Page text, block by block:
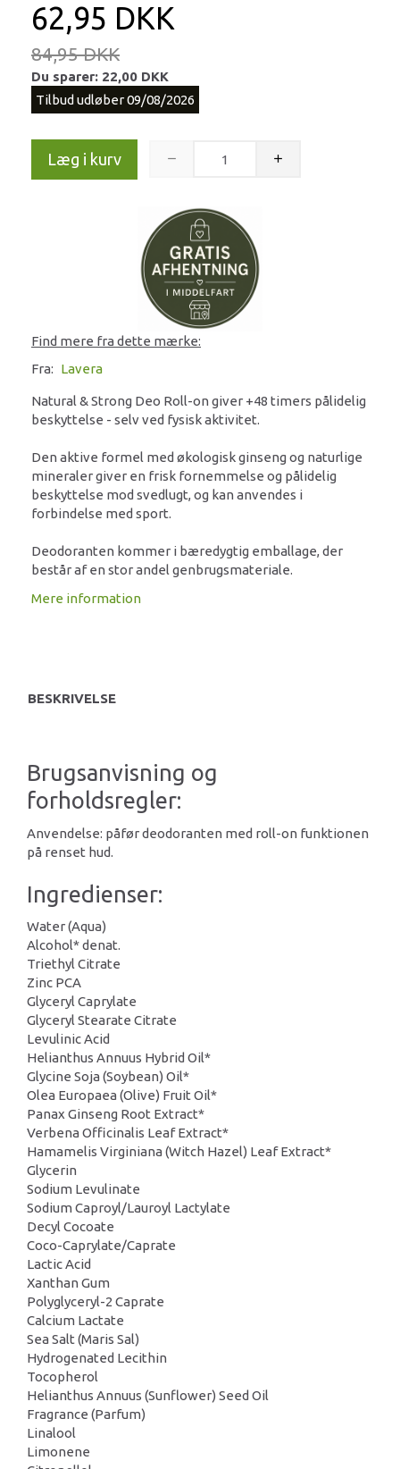
62,95 DKK
84,95 DKK
Du sparer: 22,00 DKK
Tilbud udløber 09/08/2026
Læg i kurv
Find mere fra dette mærke:
Fra: Lavera
Natural & Strong Deo Roll-on giver +48 timers pålidelig
beskyttelse - selv ved fysisk aktivitet.
Den aktive formel med økologisk ginseng og naturlige
mineraler giver en frisk fornemmelse og pålidelig
beskyttelse mod svedlugt, og kan anvendes i
forbindelse med sport.
Deodoranten kommer i bæredygtig emballage, der
består af en stor andel genbrugsmateriale.
Mere information
BESKRIVELSE
Brugsanvisning og
forholdsregler:
Anvendelse: påfør deodoranten med roll-on funktionen
på renset hud.
Ingredienser:
Water (Aqua)
Alcohol* denat.
Triethyl Citrate
Zinc PCA
Glyceryl Caprylate
Glyceryl Stearate Citrate
Levulinic Acid
Helianthus Annuus Hybrid Oil*
Glycine Soja (Soybean) Oil*
Olea Europaea (Olive) Fruit Oil*
Panax Ginseng Root Extract*
Verbena Officinalis Leaf Extract*
Hamamelis Virginiana (Witch Hazel) Leaf Extract*
Glycerin
Sodium Levulinate
Sodium Caproyl/Lauroyl Lactylate
Decyl Cocoate
Coco-Caprylate/Caprate
Lactic Acid
Xanthan Gum
Polyglyceryl-2 Caprate
Calcium Lactate
Sea Salt (Maris Sal)
Hydrogenated Lecithin
Tocopherol
Helianthus Annuus (Sunflower) Seed Oil
Fragrance (Parfum)
Linalool
Limonene